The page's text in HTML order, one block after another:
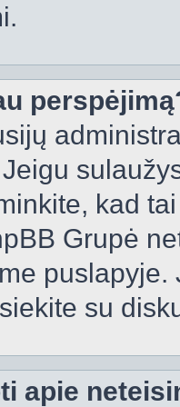
kad
Grupė
su
apie